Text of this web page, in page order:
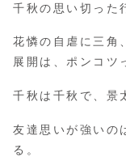
千秋の思い切った
花憐の自虐に三角
展開は、ポンコツ
千秋は千秋で、景
友達思いが強いの
る。